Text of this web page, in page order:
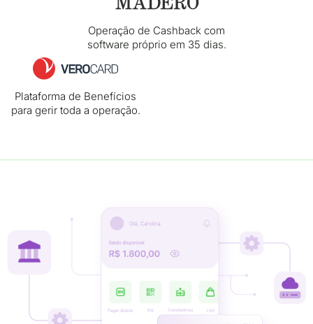
Operação de Cashback com
software próprio em 35 dias.
Plataforma de Benefícios
para gerir toda a operação.